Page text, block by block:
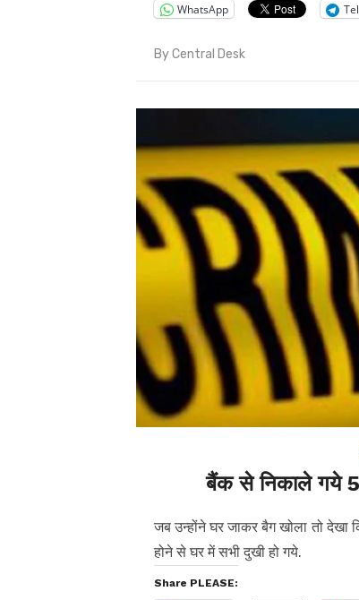
WhatsApp
ByCentral Desk
बैंक से निकाले गये
जब उन्होंने घर जाकर बैग खोला तो देखा
होने से घर में सभी दुखी हो गये.
Share PLEASE: